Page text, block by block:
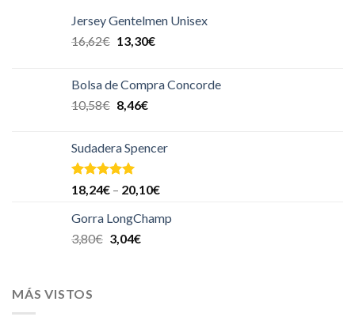
Jersey Gentelmen Unisex
16,62€ 13,30€
Bolsa de Compra Concorde
10,58€ 8,46€
Sudadera Spencer
Valorado en
5.00
18,24€ – 20,10€
Gorra LongChamp
3,80€ 3,04€
MÁS VISTOS